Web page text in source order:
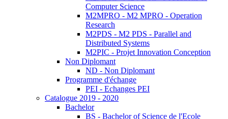
Computer Science
M2MPRO - M2 MPRO - Operation
Research
M2PDS - M2 PDS - Parallel and
Distributed Systems
M2PIC - Projet Innovation Conception
Non Diplomant
ND - Non Diplomant
Programme d'échange
PEI - Echanges PEI
Catalogue 2019 - 2020
Bachelor
BS - Bachelor of Science de l'Ecole